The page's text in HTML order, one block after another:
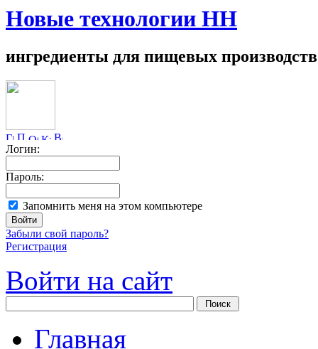
Новые технологии НН
ингредиенты для пищевых производств
Логин:
Пароль:
Запомнить меня на этом компьютере
Забыли свой пароль?
Регистрация
Войти на сайт
Главная